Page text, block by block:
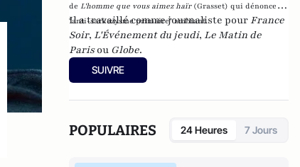
deL'homme que vous aimez haïr (Grasset) qui dénonce l'
"anti-sarkozysme primaire" ambiant.
Il a travaillé comme journaliste pour France
Soir, L'Événement du jeudi, Le Matin de
Parisou Globe.
SUIVRE
POPULAIRES 24 Heures 7 Jours